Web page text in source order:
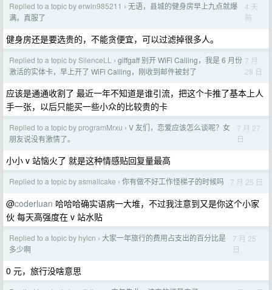
Replied to a topic by erwin985211 › 无语，县城的健身房早上九点就爆
满。真服了
4 天
前
健身房还是要选贵的，不能贪便宜，可以过滤掉很多人。
Replied to a topic by SilenceLL › giffgaff 别开 WiFi Calling，我是 6 月份
激活的实体卡，早上开了 WiFi Calling，刚收到邮件被封了
7 月
28 日
应该是通通收割了 最近一年不知道是谁引流，把这个卡推了基本上人
手一张，以后只能买一些小众的比较贵的卡
Replied to a topic by programMrxu › V 友们，恋爱应该怎么谈呢？女
朋友说没有激情了。
7 月 27
日
小小 v 站恼火了 就是这种情感贴回复量最高
Replied to a topic by asmallcake › 你有做不好工作怪梯子的时候吗 7 月 25 日
@coderluan 哈哈哈确实语病一大堆，不过我注意到又是你这个小家
伙 每天高强度在 v 站水贴
Replied to a topic by hylcn › 大家一年旅行的费用占支出的百分比是
多少啊
7 月 25
日
0 元，旅行没啥意思